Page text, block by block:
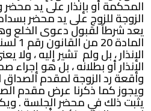
المحكمة أو بإنذار على يد
الزوجة للزوج على يد محضر
يعد شرطاً لقبول دعوى الخلع
الإنذار ، بل ولم تشير إليه ،
الإنذار أو بطلانه ، بل هو إجراء
واقعة رد الزوجة لمقدم
ويجوز كما ذكرنا عرض مقدم
يثبت ذلك في محضر الجلسة .